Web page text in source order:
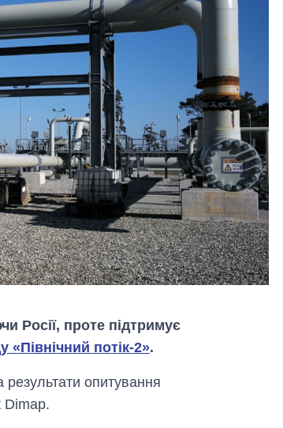
Росії, проте підтримує
«Північний потік-2».
опитування
Dimap.